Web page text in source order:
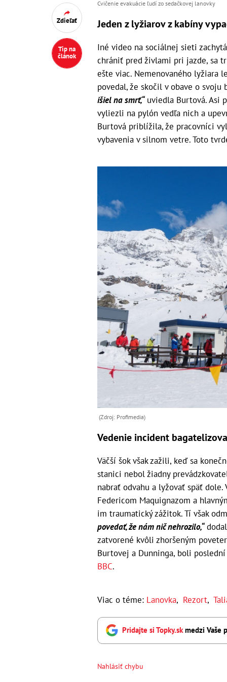
Zdieľať
Tip na
článok
Cvičenie evakuácie ľudí zo sedačkovej lanovky
Jeden z lyžiarov z kabíny
Iné video na sociálnej sieti
chrániť pred živlami pri jazde, sa
ešte viac. Nemenovaného lyžiara
povedal, že skočil v obave o svoju
išiel na smrť,“uviedla Burtová. Asi
vyliezli na pylón vedľa nich a
Burtová priblížila, že pracovníci
vybavenia v silnom vetre. Toto
(Zdroj: Profimedia)
Vedenie incident
Väčší šok však zažili, keď sa
stanici nebol žiadny
nabrať odvahu a lyžovať späť
Federicom Maquignazom a
im traumatický zážitok. Tí však
povedať, že nám nič nehrozilo,“
zatvorené kvôli zhoršeným
Burtovej a Dunninga, boli
BBC.
Viac o téme: Lanovka, Rezort,
Pridajte si Topky.skmedzi Vaše
Nahlásiť chybu